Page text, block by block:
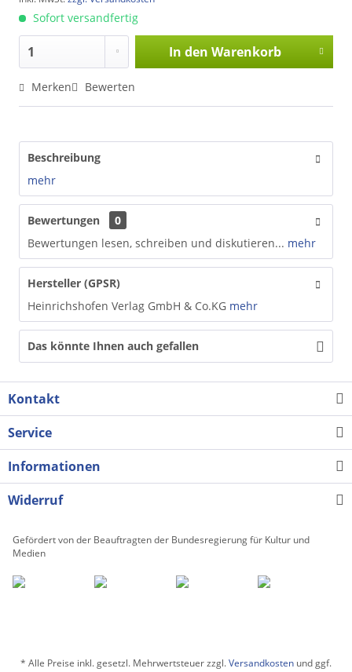
Sofort versandfertig
In den Warenkorb
Merken Bewerten
Beschreibung
mehr
Bewertungen
0
Bewertungen lesen, schreiben und diskutieren... mehr
Hersteller (GPSR)
Heinrichshofen Verlag GmbH & Co.KG mehr
Das könnte Ihnen auch gefallen
Kontakt
Service
Informationen
Widerruf
Gefördert von der Beauftragten der Bundesregierung für Kultur und
Medien
* Alle Preise inkl. gesetzl. Mehrwertsteuer zzgl.Versandkosten und ggf.